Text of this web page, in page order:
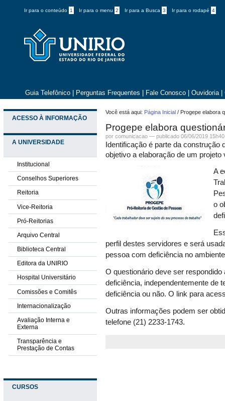
Ir para o conteúdo 1 Ir para o menu 2 Ir para a Busca 3 Ir para o rodapé 4
Guia Telefônico Perguntas Frequentes Fale Conosco Ouvidoria
ACESSO À INFORMAÇÃO
A UNIVERSIDADE
Institucional
Conselhos Superiores
Reitoria
Vice-Reitoria
Pró-Reitorias
Arquivo Central
Biblioteca Central
Editora da UNIRIO
Hospital Universitário
Comissões e Comitês
Internacionalização
Avaliação Interna e
Externa
Transparência e
Prestação de Contas
CURSOS
Você está aqui: Página Inicial / Progepe elabora
Progepe elabora
por comunicacao —publicado 06/06/2019
Identificação é parte da
objetivo a elaboração de um projeto
A
o
perfil destes servidores e será
pessoa com deficiência no
O questionário deve ser
deficiência, independentemente de
deficiência ou não. O link para
Outras informações podem ser
telefone (21) 2233-1743.